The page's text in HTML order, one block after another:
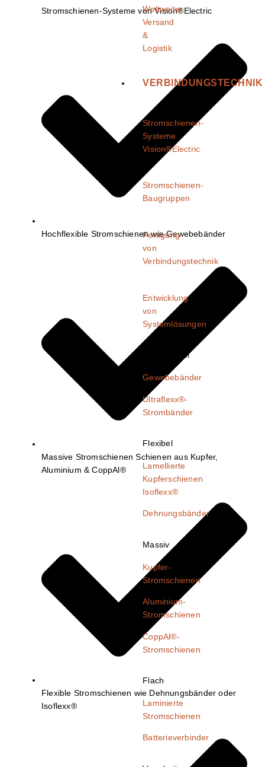
Weltweiter
Versand
&
Logistik
VERBINDUNGSTECHNIK
Stromschienen-
Systeme
Vision®Electric
Stromschienen-
Baugruppen
Fertigung
von
Verbindungstechnik
Entwicklung
von
Systemlösungen
Hochflexibel
Gewebebänder
Ultraflexx®-
Strombänder
Flexibel
Lamellierte
Kupferschienen​
Isoflexx®
Dehnungsbänder
Massiv
Kupfer-
Stromschienen
Aluminium-
Stromschienen
CoppAl®-
Stromschienen
Flach
Laminierte
Stromschienen
Batterieverbinder
Stromschienen-Systeme von Vision®Electric
Hochflexible Stromschienen wie Gewebebänder
Massive Stromschienen Schienen aus Kupfer,
Aluminium & CoppAl®
Flexible Stromschienen wie Dehnungsbänder oder
Isoflexx®